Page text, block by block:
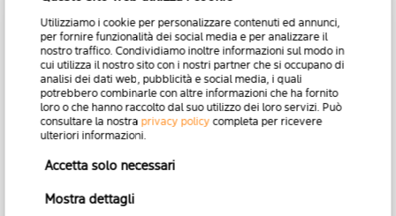
Utilizziamo i cookie per personalizzare contenuti ed annunci,
per fornire funzionalità dei social media e per analizzare il
nostro traffico. Condividiamo inoltre informazioni sul modo in
cui utilizza il nostro sito con i nostri partner che si occupano di
analisi dei dati web, pubblicità e social media, i quali
potrebbero combinarle con altre informazioni che ha fornito
loro o che hanno raccolto dal suo utilizzo dei loro servizi. Può
consultare la nostra privacy policy completa per ricevere
ulteriori informazioni.
Accetta solo necessari
Mostra dettagli
DISCOVER ALL
THE MODELS IN
THIS COLLECTION